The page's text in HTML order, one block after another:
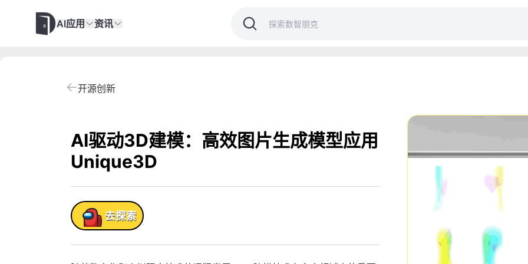
AI应用 资讯
开源创新
AI驱动3D建模：高效图片生成模型应用
Unique3D
产品! 去探索